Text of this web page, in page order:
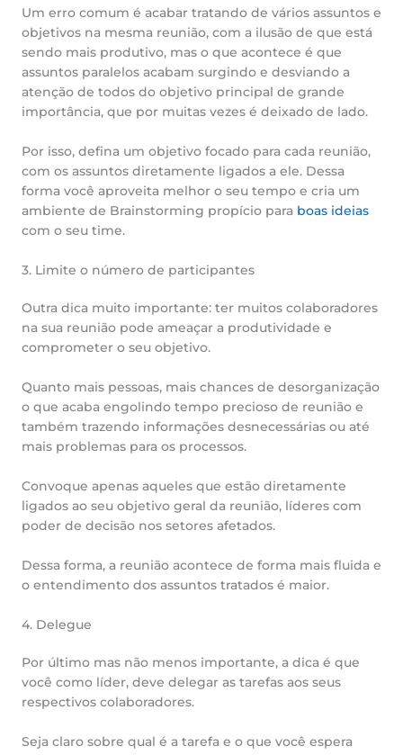
Um erro comum é acabar tratando de vários assuntos e
objetivos na mesma reunião, com a ilusão de que está
sendo mais produtivo, mas o que acontece é que
assuntos paralelos acabam surgindo e desviando a
atenção de todos do objetivo principal de grande
importância, que por muitas vezes é deixado de lado.
Por isso, defina um objetivo focado para cada reunião,
com os assuntos diretamente ligados a ele. Dessa
forma você aproveita melhor o seu tempo e cria um
ambiente de Brainstorming propício para boas ideias
com o seu time.
3. Limite o número de participantes
Outra dica muito importante: ter muitos colaboradores
na sua reunião pode ameaçar a produtividade e
comprometer o seu objetivo.
Quanto mais pessoas, mais chances de desorganização
o que acaba engolindo tempo precioso de reunião e
também trazendo informações desnecessárias ou até
mais problemas para os processos.
Convoque apenas aqueles que estão diretamente
ligados ao seu objetivo geral da reunião, líderes com
poder de decisão nos setores afetados.
Dessa forma, a reunião acontece de forma mais fluida e
o entendimento dos assuntos tratados é maior.
4. Delegue
Por último mas não menos importante, a dica é que
você como líder, deve delegar as tarefas aos seus
respectivos colaboradores.
Seja claro sobre qual é a tarefa e o que você espera